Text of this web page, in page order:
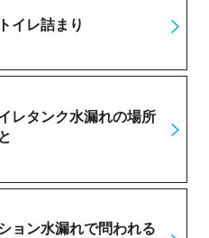
イレ詰まり
レタンク水漏れの場所
ョン水漏れで問われる